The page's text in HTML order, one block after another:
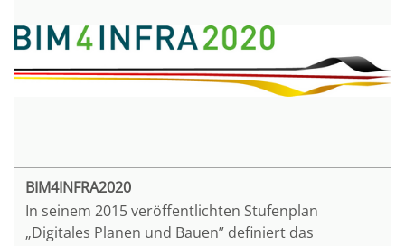
Zwillings über den gesamten Lebenszyklus der
Immobilie von der Planung bis zum Betrieb.
BIM4INFRA2020
In seinem 2015 veröffentlichten Stufenplan
„Digitales Planen und Bauen” definiert das